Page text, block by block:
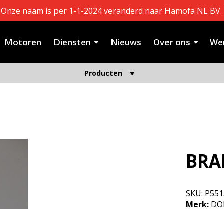
Onze naam is per 1-1-2024 veranderd naar Hamofa NL BV.
Motoren Diensten Nieuws Over ons
Producten
SKU:
Merk: